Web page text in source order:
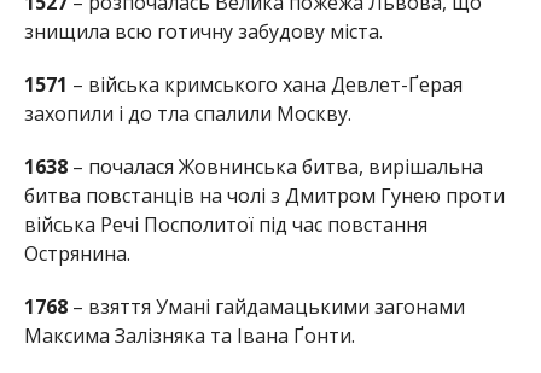
знищила всю готичну забудову міста.
1571 – війська кримського хана Девлет-Ґерая
захопили і до тла спалили Москву.
1638– почалася Жовнинська битва, вирішальна
битва повстанців на чолі з Дмитром Гунею проти
війська Речі Посполитої під час повстання
Острянина.
1768– взяття Умані гайдамацькими загонами
Максима Залізняка та Івана Ґонти.